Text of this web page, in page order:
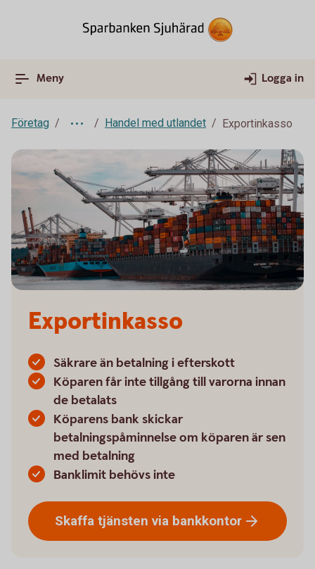
Meny Logga in
Företag Handel med utlandet Exportinkasso
Exportinkasso
Säkrare än betalning i efterskott
Köparen får inte tillgång till varorna innan
de betalats
Köparens bank skickar
betalningspåminnelse om köparen är sen
med betalning
Banklimit behövs inte
Skaffa tjänsten via bankkontor